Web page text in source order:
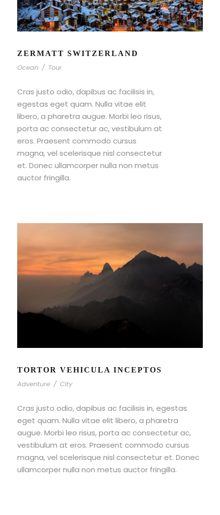
ZERMATT SWITZERLAND
Ocean / Tour
Cras justo odio, dapibus ac facilisis in,
egestas eget quam. Nulla vitae elit
libero, a pharetra augue. Morbi leo risus,
porta ac consectetur ac, vestibulum at
eros. Praesent commodo cursus
magna, vel scelerisque nisl consectetur
et. Donec ullamcorper nulla non metus
auctor fringilla.
TORTOR VEHICULA INCEPTOS
Adventure / City
Cras justo odio, dapibus ac facilisis in, egestas
eget quam. Nulla vitae elit libero, a pharetra
augue. Morbi leo risus, porta ac consectetur ac,
vestibulum at eros. Praesent commodo cursus
magna, vel scelerisque nisl consectetur et. Donec
ullamcorper nulla non metus auctor fringilla.